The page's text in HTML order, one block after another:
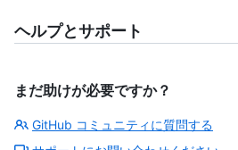
ヘルプとサポート
まだ助けが必要ですか？
GitHub コミュニティに質問する